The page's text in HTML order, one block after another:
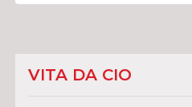
VITA DA CIO